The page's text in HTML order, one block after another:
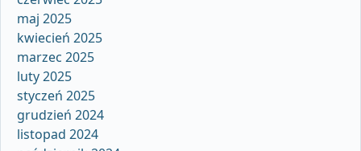
maj 2025
kwiecień 2025
marzec 2025
luty 2025
styczeń 2025
grudzień 2024
listopad 2024